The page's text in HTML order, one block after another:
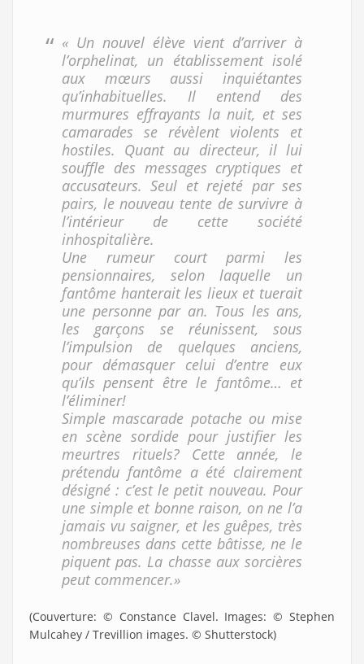
« Un nouvel élève vient d’arriver à
l’orphelinat, un établissement isolé
aux mœurs aussi inquiétantes
qu’inhabituelles. Il entend des
murmures effrayants la nuit, et ses
camarades se révèlent violents et
hostiles. Quant au directeur, il lui
souffle des messages cryptiques et
accusateurs. Seul et rejeté par ses
pairs, le nouveau tente de survivre à
l’intérieur de cette société
inhospitalière.
Une rumeur court parmi les
pensionnaires, selon laquelle un
fantôme hanterait les lieux et tuerait
une personne par an. Tous les ans,
les garçons se réunissent, sous
l’impulsion de quelques anciens,
pour démasquer celui d’entre eux
qu’ils pensent être le fantôme… et
l’éliminer!
Simple mascarade potache ou mise
en scène sordide pour justifier les
meurtres rituels? Cette année, le
prétendu fantôme a été clairement
désigné : c’est le petit nouveau. Pour
une simple et bonne raison, on ne l’a
jamais vu saigner, et les guêpes, très
nombreuses dans cette bâtisse, ne le
piquent pas. La chasse aux sorcières
peut commencer.»
(Couverture: © Constance Clavel. Images: © Stephen
Mulcahey / Trevillion images. © Shutterstock)